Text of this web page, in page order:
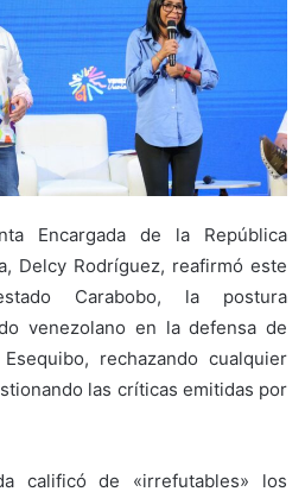
Encargada de la República
Delcy Rodríguez, reafirmó este
Carabobo, la postura
venezolano en la defensa de
rechazando cualquier
las críticas emitidas por
calificó de «irrefutables» los